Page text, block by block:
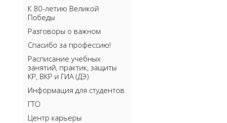
К 80-летию Великой
Победы
Разговоры о важном
Спасибо за профессию!
Расписание учебных
занятий, практик, защиты
КР, ВКР и ГИА (ДЭ)
Информация для студентов
ГТО
Центр карьеры